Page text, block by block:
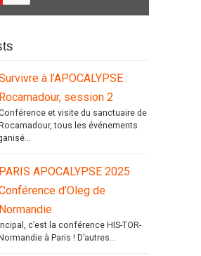
à l’APOCALYPSE :
Rocamadour, session 2
et visite du sanctuaire de
Rocamadour, tous les événements
PARIS APOCALYPSE 2025
d’Oleg de
Normandie
c’est la conférence HIS-TOR-
à Paris ! D’autres...